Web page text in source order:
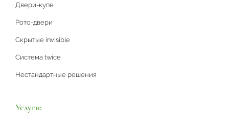
Двери-купе
Рото-двери
Скрытые invisible
Система twice
Нестандартные решения
Услуги: